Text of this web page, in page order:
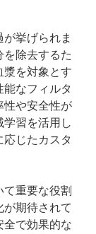
挙げられま
除去するた
漿を対象とす
なフィルタ
性や安全性が
習を活用し
じたカスタ
て重要な役割
期待されて
全で効果的な